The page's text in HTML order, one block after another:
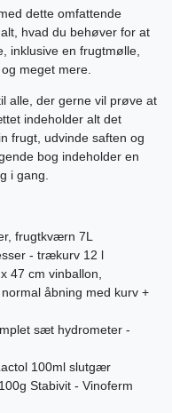
dette omfattende
hvad du behøver for at
inklusive en frugtmølle,
meget mere.
alle, der gerne vil prøve at
indeholder alt det
frugt, udvinde saften og
bog indeholder en
i gang.
frugtkværn 7L
- trækurv 12 l
47 cm vinballon,
åbning med kurv +
sæt hydrometer -
100ml slutgær
Stabivit - Vinoferm